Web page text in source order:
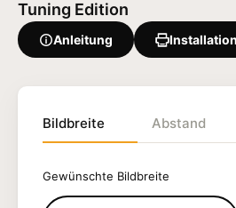
Tuning Edition
Anleitung
Bildbreite Abstand
Gewünschte Bildbreite